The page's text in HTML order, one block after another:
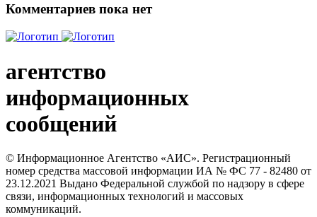
Комментариев пока нет
агентство
информационных
сообщений
© Информационное Агентство «АИС». Регистрационный
номер средства массовой информации ИА № ФС 77 - 82480 от
23.12.2021 Выдано Федеральной службой по надзору в сфере
связи, информационных технологий и массовых
коммуникаций.